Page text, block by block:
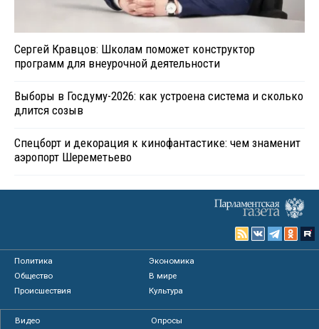
Сергей Кравцов: Школам поможет конструктор
программ для внеурочной деятельности
Выборы в Госдуму-2026: как устроена система и сколько
длится созыв
Спецборт и декорация к кинофантастике: чем знаменит
аэропорт Шереметьево
Политика
Экономика
Общество
В мире
Происшествия
Культура
Видео
Опросы